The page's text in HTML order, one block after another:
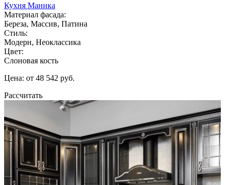
Кухня Маника
Материал фасада:
Береза, Массив, Патина
Стиль:
Модерн, Неоклассика
Цвет:
Слоновая кость
Цена: от 48 542 руб.
Рассчитать